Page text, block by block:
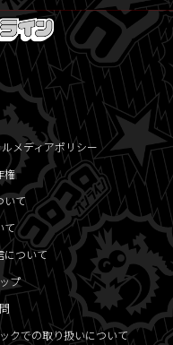
メディアポリシー
権
いて
て
について
プ
クでの取り扱いについて